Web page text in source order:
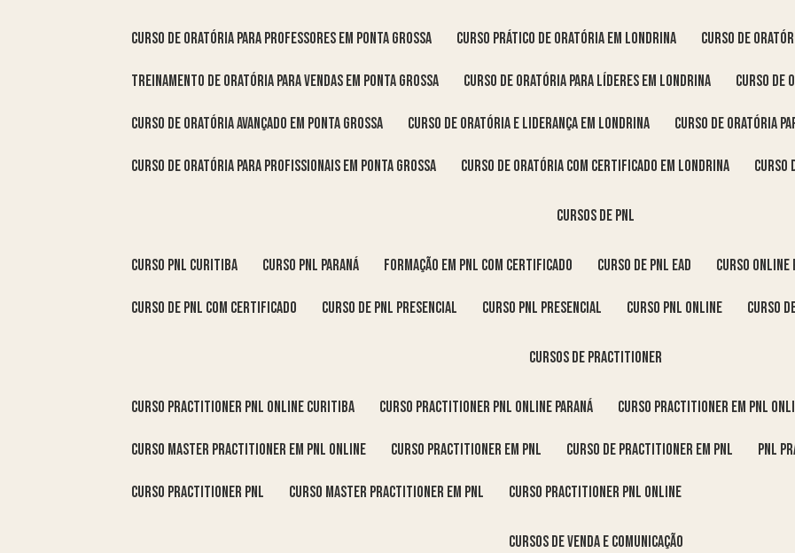
curso de oratória para professores em Ponta Grossa curso prático de oratória em Londrina curso de
treinamento de oratória para vendas em Ponta Grossa curso de oratória para líderes em Londrina curso
curso de oratória avançado em Ponta Grossa curso de oratória e liderança em Londrina curso de oratória
curso de oratória para profissionais em Ponta Grossa curso de oratória com certificado em Londrina
cursos de pnl
curso pnl Curitiba curso pnl Paraná formação em pnl com certificado curso de pnl ead curso online
curso de pnl com certificado curso de pnl presencial curso pnl presencial curso pnl online curso
cursos de practitioner
curso practitioner pnl online Curitiba curso practitioner pnl online Paraná curso practitioner em pnl
curso master practitioner em pnl online curso practitioner em pnl curso de practitioner em pnl pnl
curso practitioner pnl curso master practitioner em pnl curso practitioner pnl online
cursos de venda e comunicação